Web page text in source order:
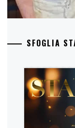
SFOGLIA